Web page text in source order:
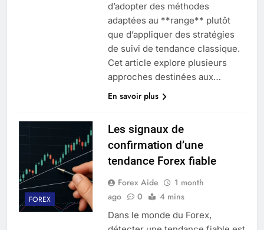
d’adopter des méthodes
adaptées au **range** plutôt
que d’appliquer des stratégies
de suivi de tendance classique.
Cet article explore plusieurs
approches destinées aux…
En savoir plus
FOREX
Les signaux de
confirmation d’une
tendance Forex fiable
Forex Aide
1 month
ago
0 4 mins
Dans le monde du Forex,